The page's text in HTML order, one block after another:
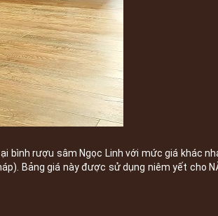
bình rượu sâm Ngọc Linh với mức giá khác
Bảng giá này được sử dụng niêm yết cho